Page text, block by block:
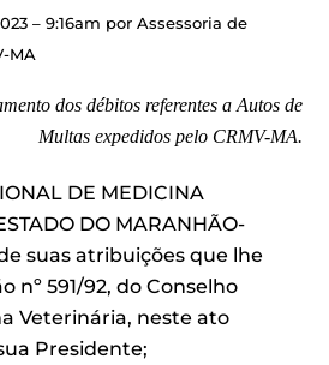
– 9:16am por Assessoria de
MA
dos débitos referentes a Autos de
Multas expedidos pelo CRMV-MA.
DE MEDICINA
DO MARANHÃO-
suas atribuições que lhe
nº 591/92, do Conselho
Veterinária, neste ato
Presidente;